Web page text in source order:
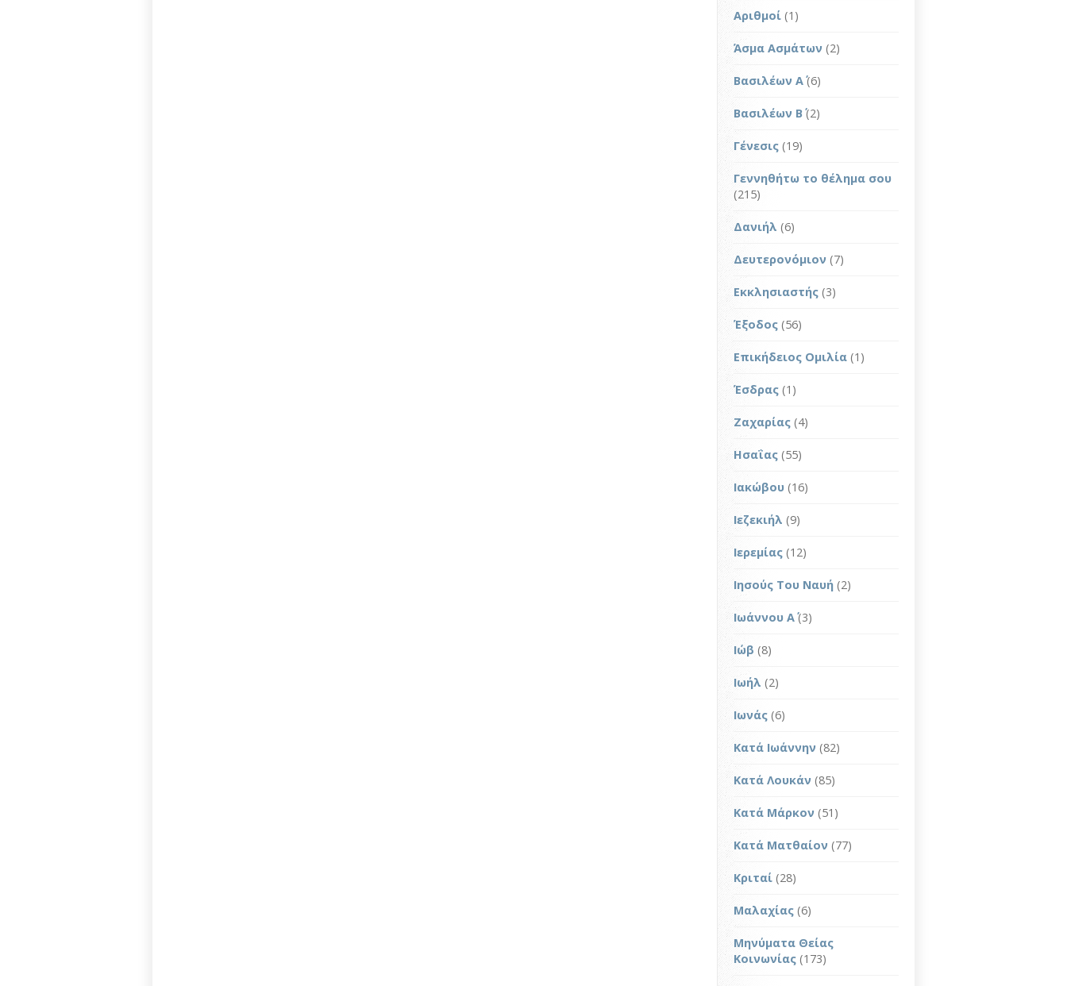
Αριθμοί (1)
Άσμα Ασμάτων (2)
Βασιλέων Α΄(6)
Βασιλέων Β΄ (2)
Γένεσις (19)
Γεννηθήτω το θέλημα σου
(215)
Δανιήλ (6)
Δευτερονόμιον (7)
Εκκλησιαστής (3)
Έξοδος (56)
Επικήδειος Ομιλία (1)
Έσδρας (1)
Ζαχαρίας (4)
Ησαΐας (55)
Ιακώβου (16)
Ιεζεκιήλ (9)
Ιερεμίας (12)
Ιησούς Του Ναυή (2)
Ιωάννου Α΄(3)
Ιώβ (8)
Ιωήλ (2)
Ιωνάς (6)
Κατά Ιωάννην (82)
Κατά Λουκάν (85)
Κατά Μάρκον (51)
Κατά Ματθαίον (77)
Κριταί (28)
Μαλαχίας (6)
Μηνύματα Θείας
Κοινωνίας (173)